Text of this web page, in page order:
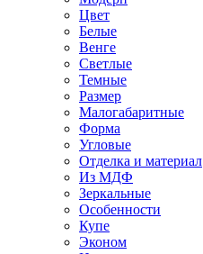
Цвет
Белые
Венге
Светлые
Темные
Размер
Малогабаритные
Форма
Угловые
Отделка и материал
Из МДФ
Зеркальные
Особенности
Купе
Эконом